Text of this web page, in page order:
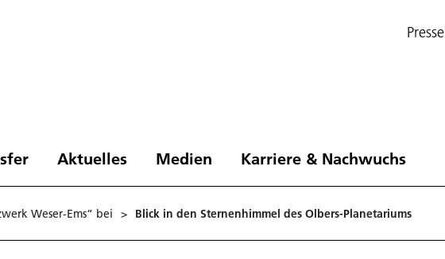
Presse
Aktuelles Medien Karriere & Nachwuchs
Weser-Ems“ bei > Blick in den Sternenhimmel des Olbers-Planetariums